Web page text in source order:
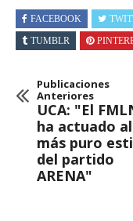
FACEBOOK
TUMBLR
Publicaciones
Anteriores
UCA: "El
ha actuado al
más puro
del partido
ARENA"